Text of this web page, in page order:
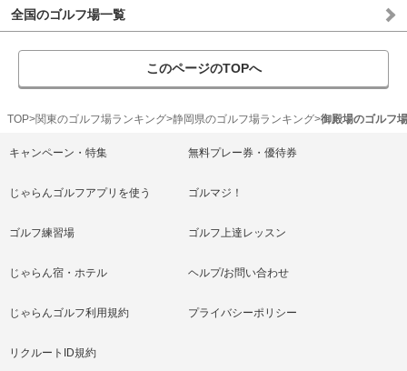
全国のゴルフ場一覧
このページのTOPへ
TOP 関東のゴルフ場ランキング 静岡県のゴルフ場ランキング 御殿場のゴルフ
キャンペーン・特集 無料プレー券・優待券
じゃらんゴルフアプリを使う ゴルマジ！
ゴルフ練習場 ゴルフ上達レッスン
じゃらん宿・ホテル ヘルプ/お問い合わせ
じゃらんゴルフ利用規約 プライバシーポリシー
リクルートID規約